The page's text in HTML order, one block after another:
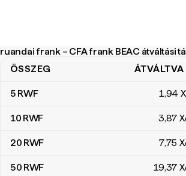
ruandai frank – CFA frank BEAC átváltási
ruandai frank – CFA frank BEAC átváltási
ÖSSZEG ÁTVÁLTVA
5 RWF 1,94
10 RWF 3,87
20 RWF 7,75
50 RWF 19,37